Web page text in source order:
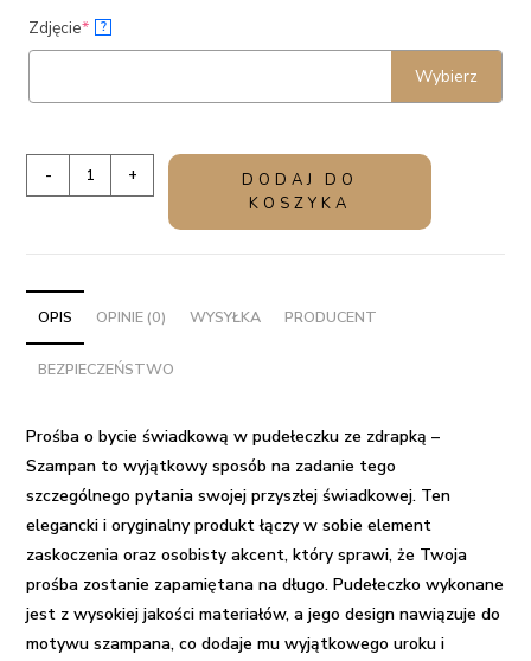
Zdjęcie*(required)
?
Wybierz
Prośba
świadkową
w
pudełeczku
ze
-
Szampan
- +
DODAJ DO
KOSZYKA
OPIS OPINIE (0) WYSYŁKA PRODUCENT
BEZPIECZEŃSTWO
Prośba o bycie świadkową w pudełeczku ze zdrapką –
Szampan to wyjątkowy sposób na zadanie tego
szczególnego pytania swojej przyszłej świadkowej. Ten
elegancki i oryginalny produkt łączy w sobie element
zaskoczenia oraz osobisty akcent, który sprawi, że Twoja
prośba zostanie zapamiętana na długo. Pudełeczko wykonane
jest z wysokiej jakości materiałów, a jego design nawiązuje do
motywu szampana, co dodaje mu wyjątkowego uroku i